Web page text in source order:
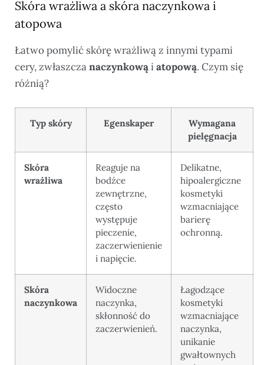
Skóra wrażliwa a skóra naczynkowa i
atopowa
Łatwo pomylić skórę wrażliwą z innymi typami
cery, zwłaszczanaczynkowąiatopową. Czym się
różnią?
Typ skóry Egenskaper
Wymagana
pielęgnacja
Skóra
wrażliwa
Reaguje na
bodźce
zewnętrzne,
często
występuje
pieczenie,
zaczerwienienie
i napięcie.
Delikatne,
hipoalergiczne
kosmetyki
wzmacniające
barierę
ochronną.
Skóra
naczynkowa
Widoczne
naczynka,
skłonność do
zaczerwienień.
Łagodzące
kosmetyki
wzmacniające
naczynka,
unikanie
gwałtownych